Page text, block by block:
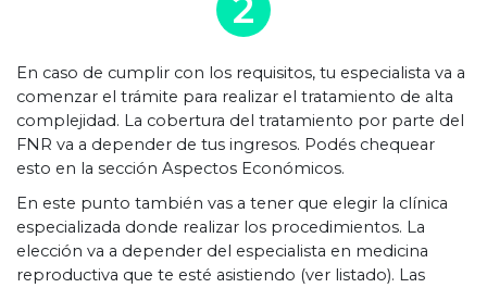
2
En caso de cumplir con los requisitos, tu especialista va a
comenzar el trámite para realizar el tratamiento de alta
complejidad. La cobertura del tratamiento por parte del
FNR va a depender de tus ingresos. Podés chequear
esto en la sección Aspectos Económicos.
En este punto también vas a tener que elegir la clínica
especializada donde realizar los procedimientos. La
elección va a depender del especialista en medicina
reproductiva que te esté asistiendo (ver listado). Las